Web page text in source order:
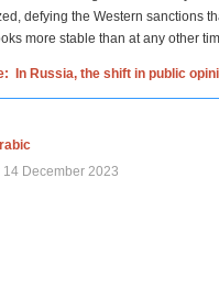
defying the Western sanctions
more stable than at any other
In Russia, the shift in public
14 December 2023